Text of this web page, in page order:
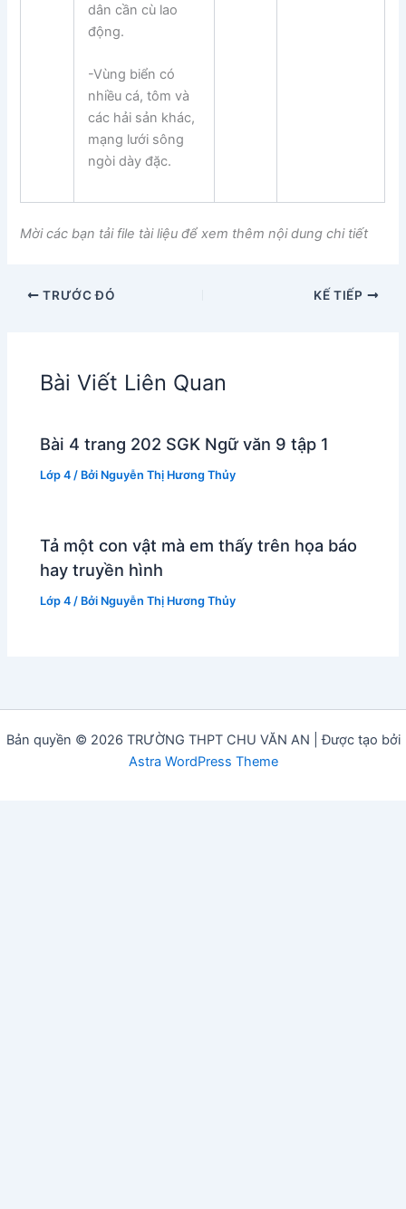
dân cần cù lao
động.
-Vùng biển có
nhiều cá, tôm và
các hải sản khác,
mạng lưới sông
ngòi dày đặc.
Mời các bạn tải file tài liệu để xem thêm nội dung chi tiết
TRƯỚC ĐÓ KẾ TIẾP
Bài Viết Liên Quan
Bài 4 trang 202 SGK Ngữ văn 9 tập 1
Lớp 4 / Bởi Nguyễn Thị Hương Thủy
Tả một con vật mà em thấy trên họa báo
hay truyền hình
Lớp 4 / Bởi Nguyễn Thị Hương Thủy
Bản quyền © 2026 TRƯỜNG THPT CHU VĂN AN | Được tạo bởi
Astra WordPress Theme